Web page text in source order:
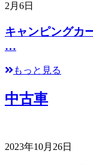
2月6日
キャンピングカ
…
もっと見る
中古車
2023年10月26日